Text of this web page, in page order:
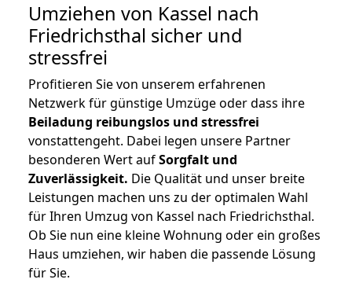
Umziehen von Kassel nach
Friedrichsthal sicher und
stressfrei
Profitieren Sie von unserem erfahrenen
Netzwerk für günstige Umzüge oder dass ihre
Beiladung reibungslos und stressfrei
vonstattengeht. Dabei legen unsere Partner
besonderen Wert aufSorgfalt und
Zuverlässigkeit. Die Qualität und unser breite
Leistungen machen uns zu der optimalen Wahl
für Ihren Umzug von Kassel nach Friedrichsthal.
Ob Sie nun eine kleine Wohnung oder ein großes
Haus umziehen, wir haben die passende Lösung
für Sie.